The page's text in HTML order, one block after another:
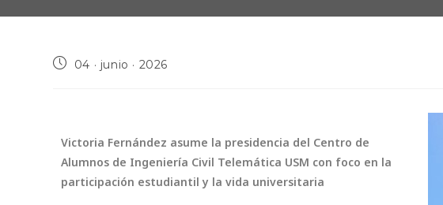
04 · junio · 2026
Victoria Fernández asume la presidencia del Centro de
Alumnos de Ingeniería Civil Telemática USM con foco en la
participación estudiantil y la vida universitaria